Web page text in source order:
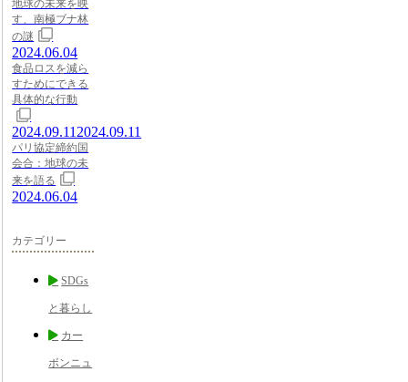
地球の未来を映
す、南極ブナ林
の謎
2024.06.04
食品ロスを減ら
すためにできる
具体的な行動
2024.09.11 2024.09.11
パリ協定締約国
会合：地球の未
来を語る
2024.06.04
カテゴリー
SDGs
と暮らし
カー
ボンニュ